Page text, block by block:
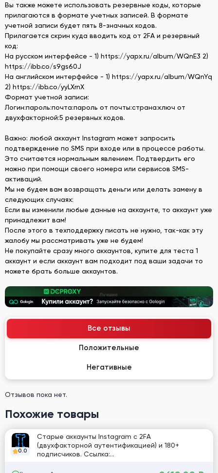
Вы также можете использовать резервные коды, которые
прилагаются в формате учетных записей. В формате
учетной записи будет пять 8-значных кодов.
Прилагается скрин куда вводить код от 2FA и резервный
код:
На русском интерфейсе - 1) https://yapx.ru/album/WQnE3 2)
https://ibb.co/s9gs60J
На английском интерфейсе - 1) https://yapx.ru/album/WQnYq
2) https://ibb.co/yyLXrnX
Формат учетной записи:
Логин:пароль:почта:пароль от почты:страна:ключ от
двухфакторной:5 резервных кодов.
Важно: любой аккаунт Instagram может запросить
подтверждение по SMS при входе или в процессе работы.
Это считается нормальным явлением. Подтвердить его
можно при помощи своего номера или сервисов SMS-
активаций.
Мы не будем вам возвращать деньги или делать замену в
следующих случаях:
Если вы изменили любые данные на аккаунте, то аккаунт уже
принадлежит вам!
После этого в техподдержку писать не нужно, так-как эту
жалобу мы рассматривать уже не будем!
Не покупайте сразу много аккаунтов, купите для теста 1
аккаунт и если аккаунт вам подходит под ваши задачи то
можете брать больше аккаунтов.
Все отзывы
Положительные
Негативные
Отзывов пока нет.
Похожие товары
0.0
Старые аккаунты Instagram с 2FA
(двухфакторной аутентификацией) и 180+
подписчиков. Ссылка: